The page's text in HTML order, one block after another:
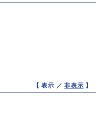
【 表示 ／非表示 】